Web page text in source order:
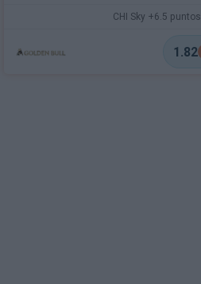
CHI Sky +6.5 puntos
1.82